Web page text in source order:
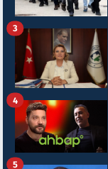
3
4
5